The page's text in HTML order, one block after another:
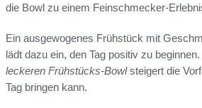
die Bowl zu einem Feinschmecker-
Ein ausgewogenes Frühstück mit
lädt dazu ein, den Tag positiv zu
leckeren Frühstücks-Bowlsteigert die
Tag bringen kann.